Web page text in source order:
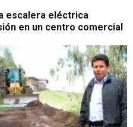
escalera eléctrica
en un centro comercial